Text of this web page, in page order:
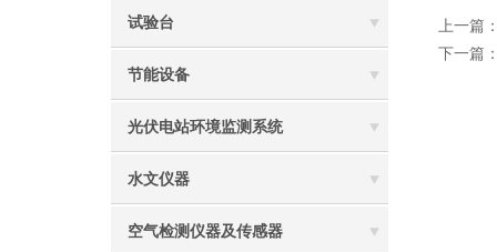
试验台
节能设备
光伏电站环境监测系统
水文仪器
空气检测仪器及传感器
上一篇
下一篇